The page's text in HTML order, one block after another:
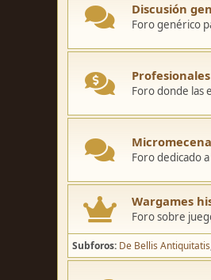
Discusión
Foro genérico
Profesionales
Foro donde las
Foro dedicado
Wargames
Foro sobre
Subforos De Bellis Antiquitatis